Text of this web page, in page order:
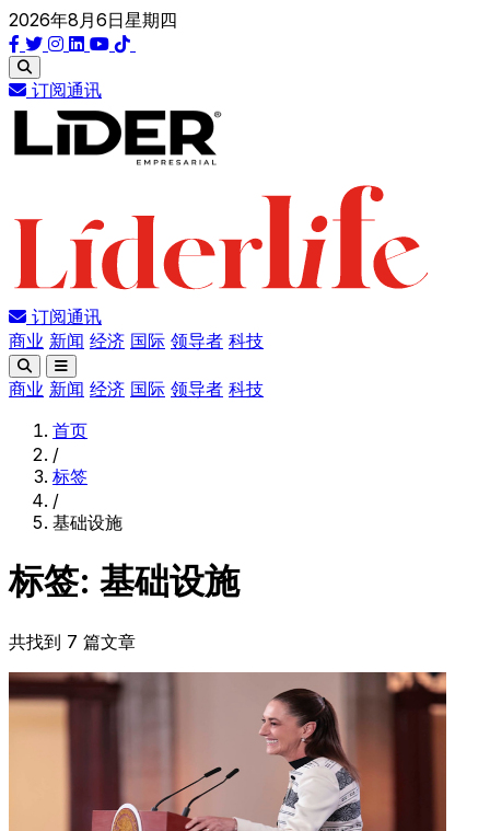
2026年8月6日星期四
订阅通讯
订阅通讯
商业 新闻 经济 国际 领导者 科技
商业 新闻 经济 国际 领导者 科技
首页
/
标签
/
基础设施
标签: 基础设施
共找到 7 篇文章